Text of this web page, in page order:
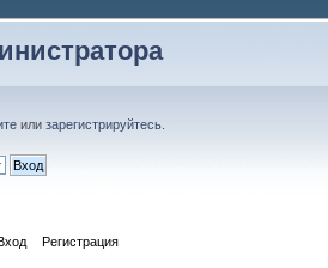
илизарегистрируйтесь
Регистрация